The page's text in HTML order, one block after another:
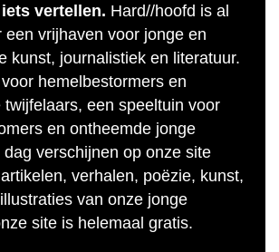
vertellen. Hard//hoofd is al
een vrijhaven voor jonge en
kunst, journalistiek en literatuur.
hemelbestormers en
twijfelaars, een speeltuin voor
en ontheemde jonge
verschijnen op onze site
verhalen, poëzie, kunst,
van onze jonge
site is helemaal gratis.